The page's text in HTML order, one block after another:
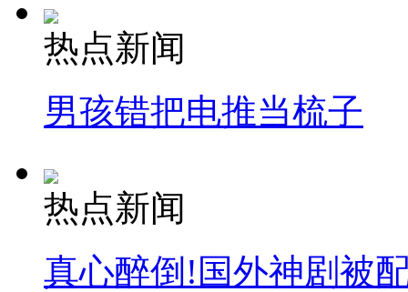
司机酒驾遇交警 急速倒车逃窜
热点新闻
男孩错把电推当梳子
热点新闻
真心醉倒!国外神剧被